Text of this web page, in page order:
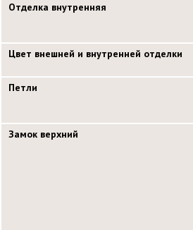
Отделка внутренняя
Цвет внешней и внутренней отделки
Петли
Замок верхний